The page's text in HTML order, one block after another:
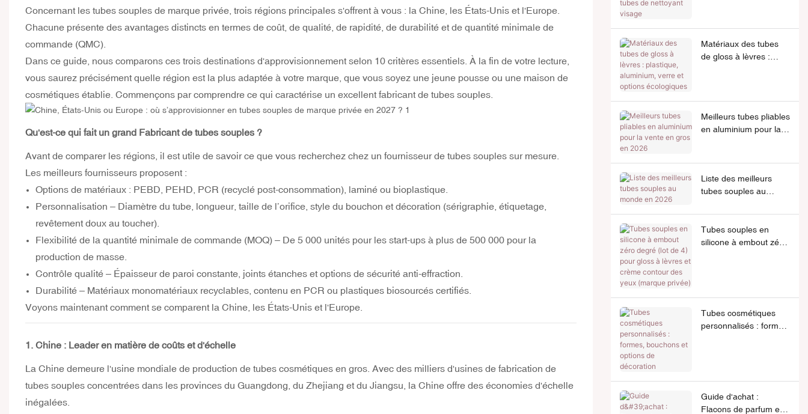
Concernant les tubes souples de marque privée, trois régions principales s'offrent à vous : la Chine, les États-Unis et l'Europe.
Chacune présente des avantages distincts en termes de coût, de qualité, de rapidité, de durabilité et de quantité minimale de
commande (QMC).
Dans ce guide, nous comparons ces trois destinations d'approvisionnement selon 10 critères essentiels. À la fin de votre lecture,
vous saurez précisément quelle région est la plus adaptée à votre marque, que vous soyez une jeune pousse ou une maison de
cosmétiques établie. Commençons par comprendre ce qui caractérise un excellent fabricant de tubes souples.
Qu'est-ce qui fait un grandFabricant de tubes souples?
Avant de comparer les régions, il est utile de savoir ce que vous recherchez chez un fournisseur de tubes souples sur mesure.
Les meilleurs fournisseurs proposent :
Options de matériaux : PEBD, PEHD, PCR (recyclé post-consommation), laminé ou bioplastique.
Personnalisation – Diamètre du tube, longueur, taille de l’orifice, style du bouchon et décoration (sérigraphie, étiquetage,
revêtement doux au toucher).
Flexibilité de la quantité minimale de commande (MOQ) – De 5 000 unités pour les start-ups à plus de 500 000 pour la
production de masse.
Contrôle qualité – Épaisseur de paroi constante, joints étanches et options de sécurité anti-effraction.
Durabilité – Matériaux monomatériaux recyclables, contenu en PCR ou plastiques biosourcés certifiés.
Voyons maintenant comment se comparent la Chine, les États-Unis et l'Europe.
1. Chine : Leader en matière de coûts et d'échelle
La Chine demeure l'usine mondiale de production de tubes cosmétiques en gros. Avec des milliers d'usines de fabrication de
tubes souples concentrées dans les provinces du Guangdong, du Zhejiang et du Jiangsu, la Chine offre des économies d'échelle
inégalées.
Matériaux des tubes
de gloss à lèvres :
Meilleurs tubes pliables
en aluminium pour la
Liste des meilleurs
tubes souples au
Tubes souples en
silicone à embout zéro
Tubes cosmétiques
personnalisés : formes,
Guide d'achat :
Flacons de parfum en